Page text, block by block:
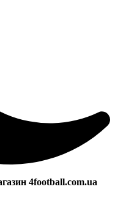
4football.com.ua